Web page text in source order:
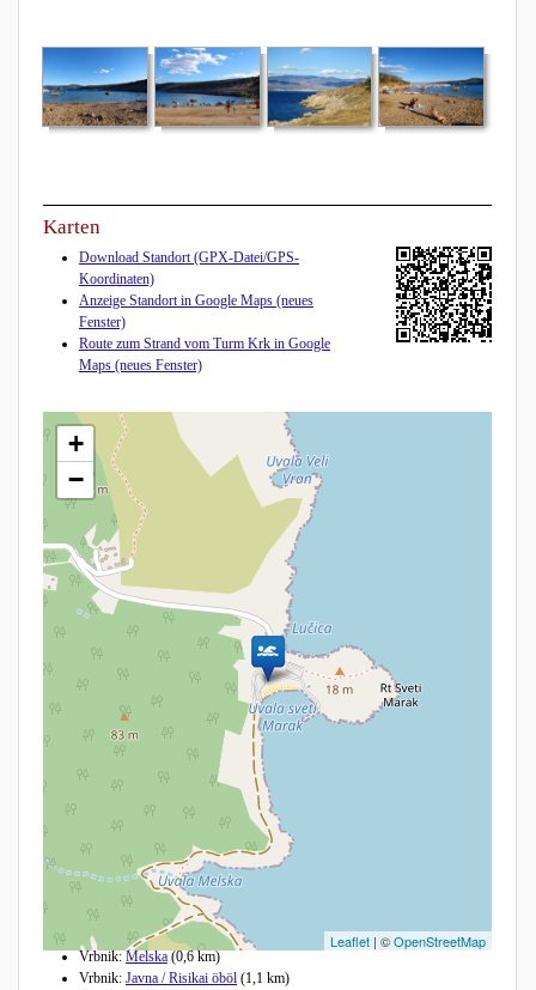
Karten
Download Standort (GPX-Datei/GPS-
Koordinaten)
Anzeige Standort in Google Maps (neues
Fenster)
Route zum Strand vom Turm Krk in Google
Maps (neues Fenster)
+
−
Leaflet | ©OpenStreetMap
Andere Strände in der Nähe
Vrbnik: Melska (0,6 km)
Vrbnik: Javna / Risikai öböl (1,1 km)